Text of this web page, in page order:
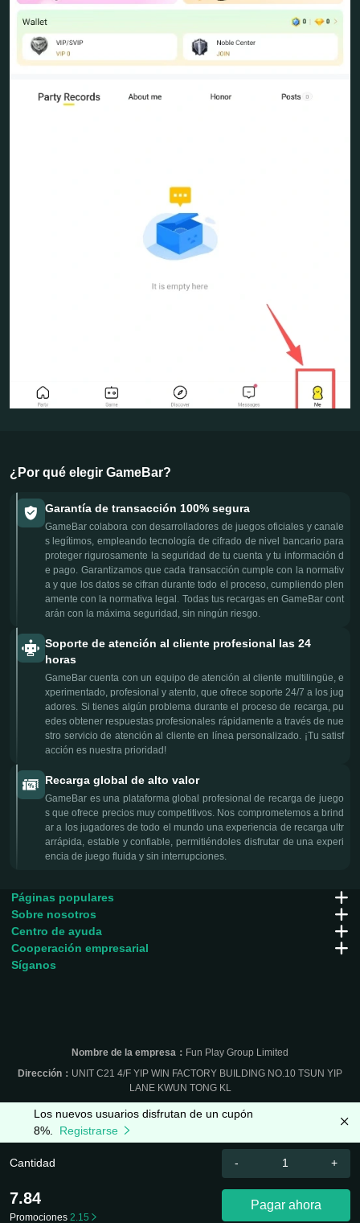
¿Por qué elegir GameBar?
Garantía de transacción 100% segura
GameBar colabora con desarrolladores de juegos oficiales y canale
s legítimos, empleando tecnología de cifrado de nivel bancario para
proteger rigurosamente la seguridad de tu cuenta y tu información d
e pago. Garantizamos que cada transacción cumple con la normativ
a y que los datos se cifran durante todo el proceso, cumpliendo plen
amente con la normativa legal. Todas tus recargas en GameBar cont
arán con la máxima seguridad, sin ningún riesgo.
Soporte de atención al cliente profesional las 24
horas
GameBar cuenta con un equipo de atención al cliente multilingüe, e
xperimentado, profesional y atento, que ofrece soporte 24/7 a los jug
adores. Si tienes algún problema durante el proceso de recarga, pu
edes obtener respuestas profesionales rápidamente a través de nue
stro servicio de atención al cliente en línea personalizado. ¡Tu satisf
acción es nuestra prioridad!
Recarga global de alto valor
GameBar es una plataforma global profesional de recarga de juego
s que ofrece precios muy competitivos. Nos comprometemos a brind
ar a los jugadores de todo el mundo una experiencia de recarga ultr
arrápida, estable y confiable, permitiéndoles disfrutar de una experi
encia de juego fluida y sin interrupciones.
Los nuevos usuarios disfrutan de un cupón
8%.
Registrarse
Cantidad - +
7.84
Promociones 2.15
Pagar ahora
Páginas populares
Sobre nosotros
Centro de ayuda
Cooperación empresarial
Síganos
Nombre de la empresa： Fun Play Group Limited
Dirección： UNIT C21 4/F YIP WIN FACTORY BUILDING NO.10 TSUN YIP
LANE KWUN TONG KL